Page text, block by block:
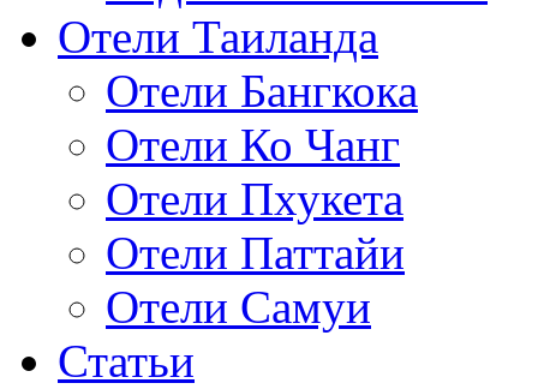
Отели Таиланда
Отели Бангкока
Отели Ко Чанг
Отели Пхукета
Отели Паттайи
Отели Самуи
Статьи